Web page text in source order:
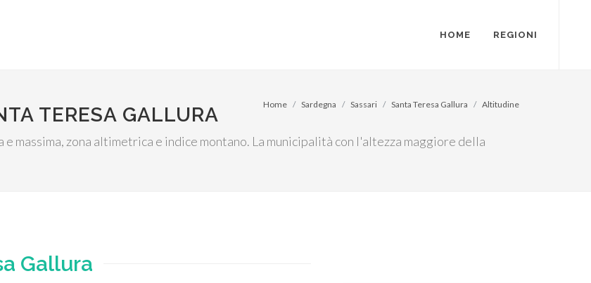
HOME REGIONI
TERESA GALLURA
massima, zona altimetrica e indice montano. La municipalità con l'altezza maggiore della
Home Sardegna Sassari Santa Teresa Gallura Altitudine
Gallura